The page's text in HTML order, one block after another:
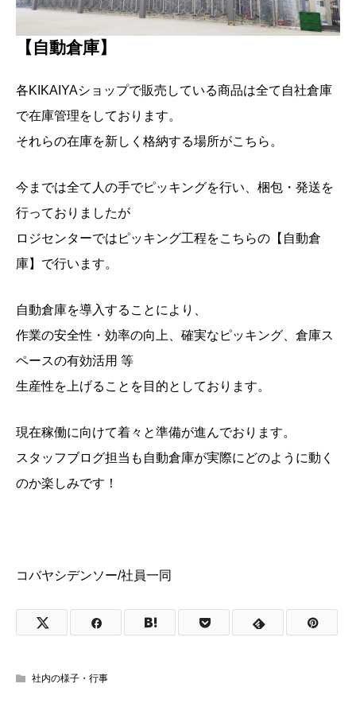
【自動倉庫】
各KIKAIYAショップで販売している商品は全て自社倉庫
で在庫管理をしております。
それらの在庫を新しく格納する場所がこちら。
今までは全て人の手でピッキングを行い、梱包・発送を
行っておりましたが
ロジセンターではピッキング工程をこちらの【自動倉
庫】で行います。
自動倉庫を導入することにより、
作業の安全性・効率の向上、確実なピッキング、倉庫ス
ペースの有効活用 等
生産性を上げることを目的としております。
現在稼働に向けて着々と準備が進んでおります。
スタッフブログ担当も自動倉庫が実際にどのように動く
のか楽しみです！
コバヤシデンソー/社員一同
社内の様子・行事